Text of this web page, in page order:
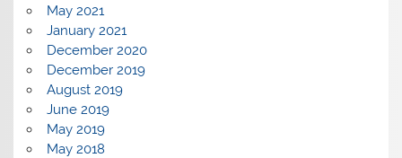
May 2021
January 2021
December 2020
December 2019
August 2019
June 2019
May 2019
May 2018